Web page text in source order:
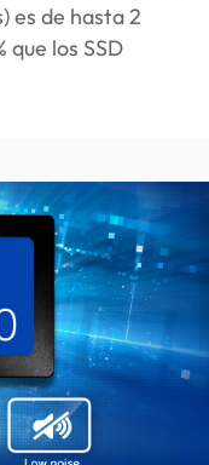
es de hasta 2
que los SSD